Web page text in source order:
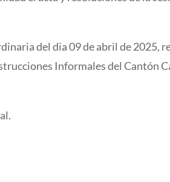
del dia 09 de abril de 2025,
Informales del Cantón